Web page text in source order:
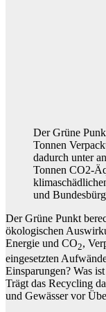
Der Grüne
Tonnen
dadurch unter
Tonnen CO2-
und
Der Grüne Punkt
ökologischen
Energie und CO2,
eingesetzten
Einsparungen? Was
Trägt das Recycling
und Gewässer vor